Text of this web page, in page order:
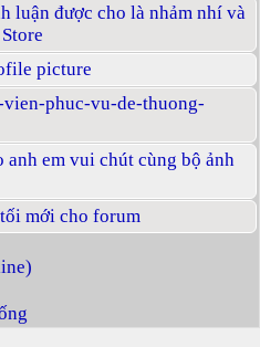
luận được cho là nhảm nhí và
picture
phuc-vu-de-thuong-
em vui chút cùng bộ ảnh
mới cho forum